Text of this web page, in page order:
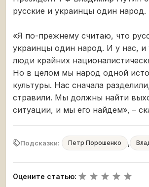
русские и украинцы один народ.
«Я по-прежнему считаю, что
украинцы один народ. И у нас, и
люди крайних
Но в целом мы народ одной
культуры. Нас сначала
стравили. Мы должны найти
ситуации, и мы его найдем», –
Подсказки: Петр Порошенко ,
Оцените статью: